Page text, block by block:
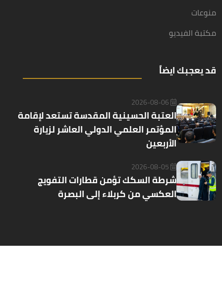
منوعات
مكتبة الفيديو
قد يعجبك ايضاً
2026-08-06
العتبة الحسينية المقدسة تستعد لإقامة
المؤتمر العلمي الدولي العاشر لزيارة
الأربعين
2026-08-05
شرطة السكك تؤمن قطارات التفويج
العكسي من كربلاء إلى البصرة